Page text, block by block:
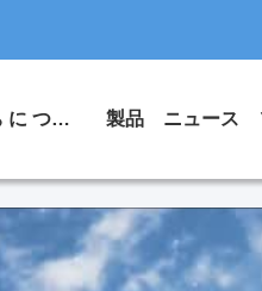
わたしたち に つい て 製品 ニュース